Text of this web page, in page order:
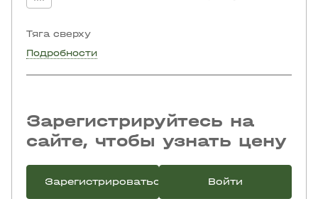
Тяга сверху
Подробности
Зарегистрируйтесь на
сайте, чтобы узнать цену
Зарегистрироваться Войти